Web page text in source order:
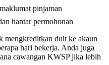
pinjaman
hantar permohonan
mengkreditkan duit ke akaun
hari bekerja. Anda juga
cawangan KWSP jika lebih